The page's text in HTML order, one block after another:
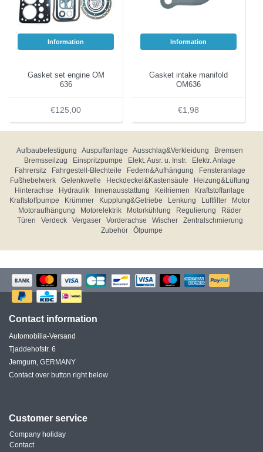
Information
Gasket set engine OM
636
€125,00
Information
Gasket intake manifold
OM636
€1,98
Aufbaubefestigung Auspuffanlage Ausschlag&Verkleidung
Bremsen
Bremsseilzug
Einspritzpumpe Elekt. Ausr. u. Instr.
Elektr. Anlage
Fahrersitz
Fahrgestell-Blechteile Federn&Aufhängung
Fensteranlage
Fußhebelwerk
Gelenkwelle Heckdeckel&Kastensäule
Heizung&Lüftung
Hinterachse
Hydraulik Innenausstattung Keilriemen
Kraftstoffanlage
Kraftstoffpumpe
Krümmer Kupplung&Getriebe Lenkung Luftfilter
Motor
Motoraufhängung
Motorelektrik Motorkühlung Regulierung
Räder
Türen
Verdeck Vergaser Vorderachse Wischer
Zentralschmierung
Zubehör
Ölpumpe
Contact information
Automobilia-Versand
Tjaddehofstr. 6
Jemgum, GERMANY
Contact over button right below
Customer service
Company holiday
Contact